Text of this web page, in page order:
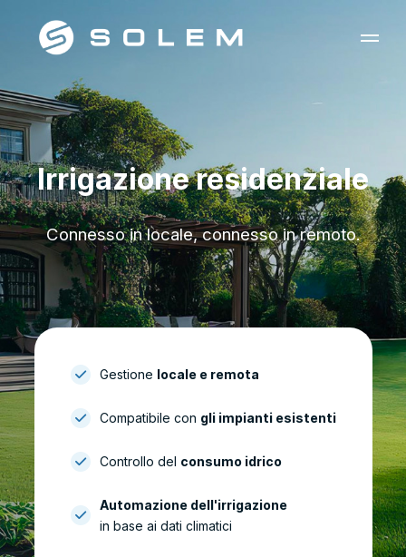
Irrigazione residenziale
Connesso in locale, connesso in remoto.
Gestione locale e remota
Compatibile con gli impianti esistenti
Controllo del consumo idrico
Automazione dell'irrigazione
in base ai dati climatici